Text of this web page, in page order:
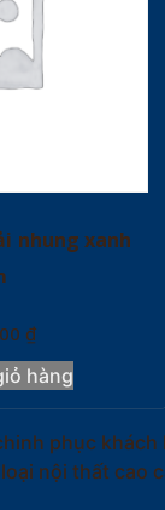
nhung xanh
₫
hàng
phục
nội thất cao